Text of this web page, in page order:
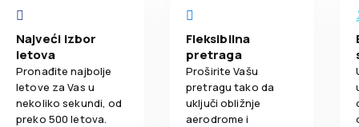
Udobnost putovanja 2,0
Prevoz prtljaga 3,0
Najveći izbor
letova
Pronađite najbolje
letove za Vas u
nekoliko sekundi, od
preko 500 letova.
Fleksibilna
pretraga
Proširite Vašu
pretragu tako da
uključi obližnje
aerodrome i